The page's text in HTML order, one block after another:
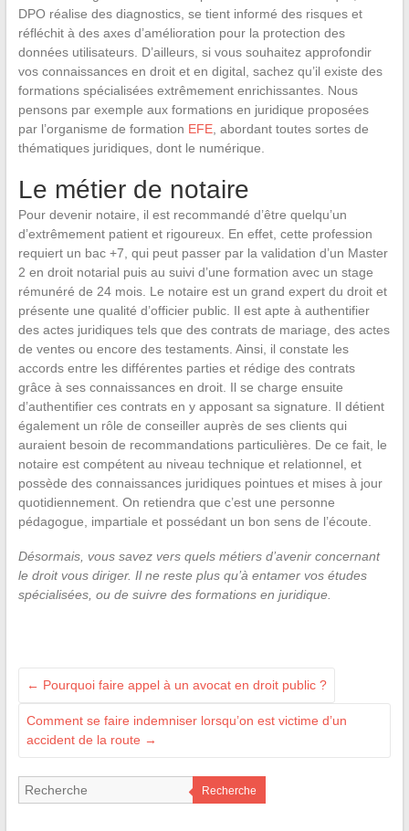
DPO réalise des diagnostics, se tient informé des risques et
réfléchit à des axes d’amélioration pour la protection des
données utilisateurs. D’ailleurs, si vous souhaitez approfondir
vos connaissances en droit et en digital, sachez qu’il existe des
formations spécialisées extrêmement enrichissantes. Nous
pensons par exemple aux formations en juridique proposées
par l’organisme de formation EFE, abordant toutes sortes de
thématiques juridiques, dont le numérique.
Le métier de notaire
Pour devenir notaire, il est recommandé d’être quelqu’un
d’extrêmement patient et rigoureux. En effet, cette profession
requiert un bac +7, qui peut passer par la validation d’un Master
2 en droit notarial puis au suivi d’une formation avec un stage
rémunéré de 24 mois. Le notaire est un grand expert du droit et
présente une qualité d’officier public. Il est apte à authentifier
des actes juridiques tels que des contrats de mariage, des actes
de ventes ou encore des testaments. Ainsi, il constate les
accords entre les différentes parties et rédige des contrats
grâce à ses connaissances en droit. Il se charge ensuite
d’authentifier ces contrats en y apposant sa signature. Il détient
également un rôle de conseiller auprès de ses clients qui
auraient besoin de recommandations particulières. De ce fait, le
notaire est compétent au niveau technique et relationnel, et
possède des connaissances juridiques pointues et mises à jour
quotidiennement. On retiendra que c’est une personne
pédagogue, impartiale et possédant un bon sens de l’écoute.
Désormais, vous savez vers quels métiers d’avenir concernant
le droit vous diriger. Il ne reste plus qu’à entamer vos études
spécialisées, ou de suivre des formations en juridique.
← Pourquoi faire appel à un avocat en droit public ?
Comment se faire indemniser lorsqu’on est victime d’un
accident de la route →
Recherche